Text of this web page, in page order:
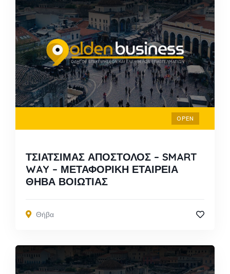
OPEN
ΤΣΙΑΤΣΙΜΑΣ ΑΠΟΣΤΟΛΟΣ – SMART
WAY – ΜΕΤΑΦΟΡΙΚΗ ΕΤΑΙΡΕΙΑ
ΘΗΒΑ ΒΟΙΩΤΙΑΣ
Θήβα